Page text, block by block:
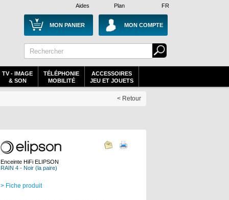
Plan
Aides FR
MON PANIER MON COMPTE
TV - IMAGE
& SON
TÉLÉPHONIE
MOBILITÉ
ACCESSOIRES
JEU ET JOUETS
< Retour
Enceinte HiFi ELIPSON
RAIN 4 - Noir (la paire)
> Fiche produit